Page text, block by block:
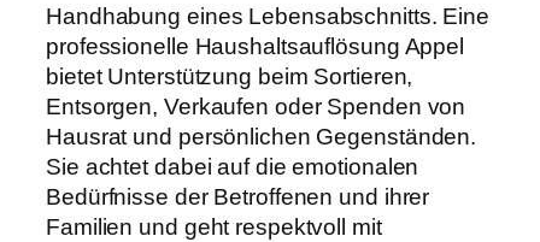
Handhabung eines Lebensabschnitts. Eine
professionelle Haushaltsauflösung Appel
bietet Unterstützung beim Sortieren,
Entsorgen, Verkaufen oder Spenden von
Hausrat und persönlichen Gegenständen.
Sie achtet dabei auf die emotionalen
Bedürfnisse der Betroffenen und ihrer
Familien und geht respektvoll mit